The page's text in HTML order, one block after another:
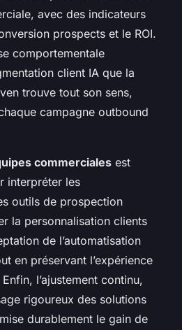
avec des indicateurs
prospects et le ROI.
comportementale
client IA que la
trouve tout son sens,
campagne outbound
commerciales est
interpréter les
outils de prospection
la personnalisation clients
de l’automatisation
en préservant l’expérience
l’ajustement continu,
rigoureux des solutions
durablement le gain de